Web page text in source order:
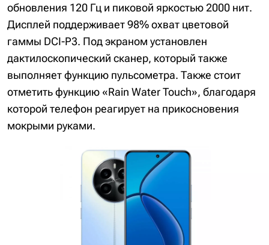
обновления 120 Гц и пиковой яркостью 2000 нит.
Дисплей поддерживает 98% охват цветовой
гаммы DCI-P3. Под экраном установлен
дактилоскопический сканер, который также
выполняет функцию пульсометра. Также стоит
отметить функцию «Rain Water Touch», благодаря
которой телефон реагирует на прикосновения
мокрыми руками.